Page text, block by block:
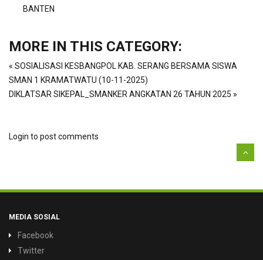
BANTEN
MORE IN THIS CATEGORY:
« SOSIALISASI KESBANGPOL KAB. SERANG BERSAMA SISWA
SMAN 1 KRAMATWATU (10-11-2025)
DIKLATSAR SIKEPAL_SMANKER ANGKATAN 26 TAHUN 2025 »
Login to post comments
MEDIA SOSIAL
Facebook
Twitter